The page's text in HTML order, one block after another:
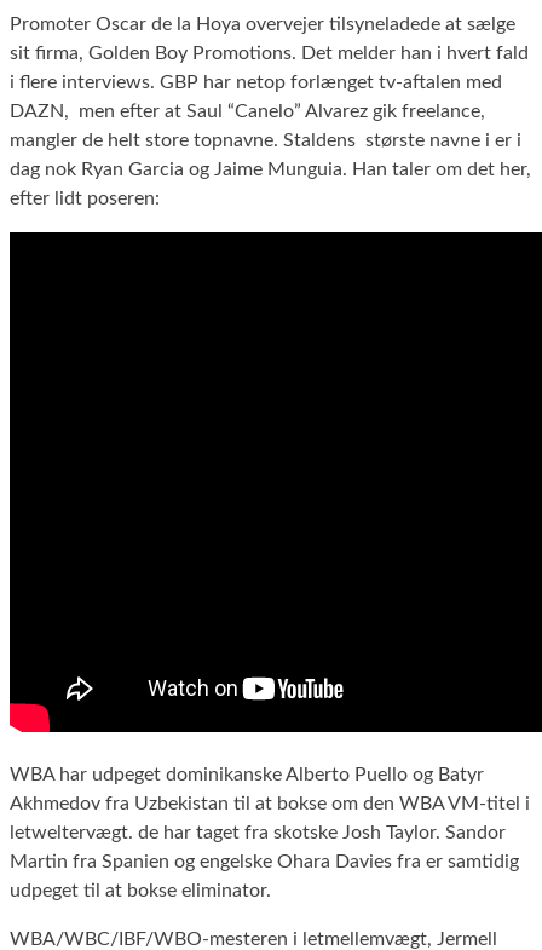
Promoter Oscar de la Hoya overvejer tilsyneladede at sælge
sit firma, Golden Boy Promotions. Det melder han i hvert fald
i flere interviews. GBP har netop forlænget tv-aftalen med
DAZN, men efter at Saul “Canelo” Alvarez gik freelance,
mangler de helt store topnavne. Staldens største navne i er i
dag nok Ryan Garcia og Jaime Munguia. Han taler om det her,
efter lidt poseren:
WBA har udpeget dominikanske Alberto Puello og Batyr
Akhmedov fra Uzbekistan til at bokse om den WBA VM-titel i
letweltervægt. de har taget fra skotske Josh Taylor. Sandor
Martin fra Spanien og engelske Ohara Davies fra er samtidig
udpeget til at bokse eliminator.
WBA/WBC/IBF/WBO-mesteren i letmellemvægt, Jermell